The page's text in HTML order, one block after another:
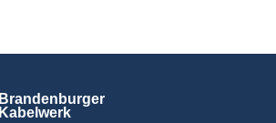
Brandenburger
Kabelwerk